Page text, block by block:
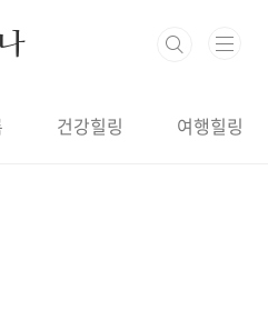
건강힐링 여행힐링